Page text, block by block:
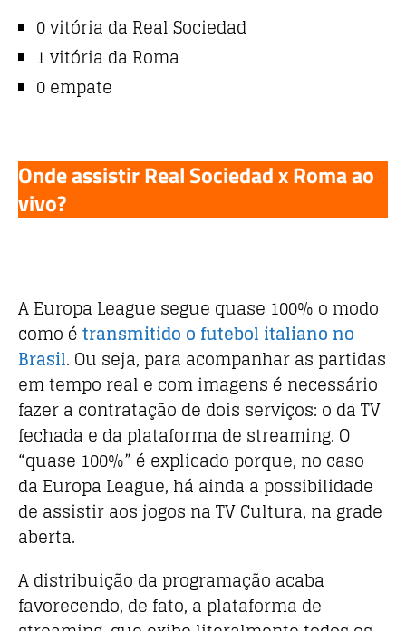
0 vitória da Real Sociedad
1 vitória da Roma
0 empate
Onde assistir Real Sociedad x Roma ao
vivo?
A Europa League segue quase 100% o modo
como étransmitido o futebol italiano no
Brasil. Ou seja, para acompanhar as partidas
em tempo real e com imagens é necessário
fazer a contratação de dois serviços: o da TV
fechada e da plataforma de streaming. O
“quase 100%” é explicado porque, no caso
da Europa League, há ainda a possibilidade
de assistir aos jogos na TV Cultura, na grade
aberta.
A distribuição da programação acaba
favorecendo, de fato, a plataforma de